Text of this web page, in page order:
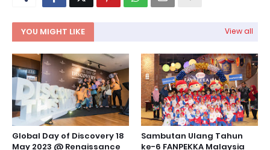
YOU MIGHT LIKE View all
Global Day of Discovery 18
May 2023 @ Renaissance
Sambutan Ulang Tahun
ke-6 FANPEKKA Malaysia